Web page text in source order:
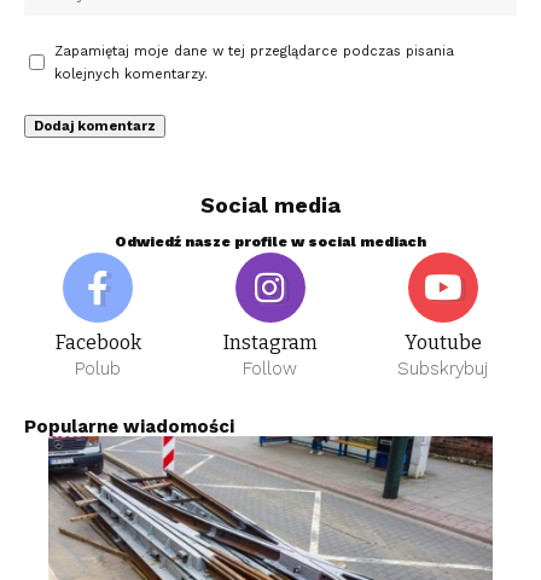
Zapamiętaj moje dane w tej przeglądarce podczas pisania
kolejnych komentarzy.
Social media
Odwiedź nasze profile w social mediach
Facebook
Polub
Instagram
Follow
Youtube
Subskrybuj
Popularne wiadomości